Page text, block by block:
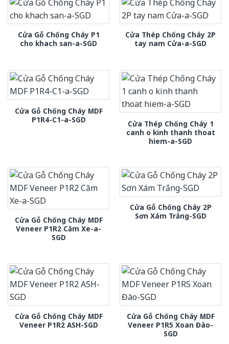
Cửa Gỗ Chống Cháy P1
cho khach san-a-SGD
Cửa Thép Chống Cháy 2P
tay nam Cửa-a-SGD
Cửa Gỗ Chống Cháy MDF
P1R4-C1-a-SGD
Cửa Thép Chống Cháy 1
canh o kinh thanh thoat
hiem-a-SGD
Cửa Gỗ Chống Cháy MDF
Veneer P1R2 Căm Xe-a-
SGD
Cửa Gỗ Chống Cháy 2P
Sơn Xám Trắng-SGD
Cửa Gỗ Chống Cháy MDF
Veneer P1R2 ASH-SGD
Cửa Gỗ Chống Cháy MDF
Veneer P1R5 Xoan Đào-
SGD